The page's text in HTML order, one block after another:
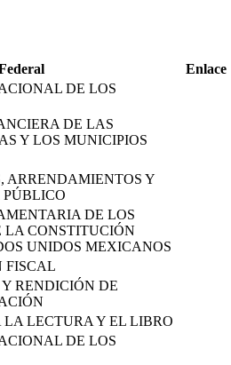
Enlace
DE LOS
DE LAS
Y LOS MUNICIPIOS
ARRENDAMIENTOS Y
PÚBLICO
DE LOS
LA CONSTITUCIÓN
UNIDOS MEXICANOS
FISCAL
RENDICIÓN DE
LECTURA Y EL LIBRO
DE LOS